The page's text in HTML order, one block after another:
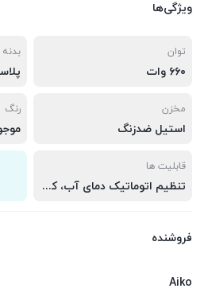
ویژگی‌ها
توان
۶۶۰ وات
بدنه
مخزن
استیل ضدزنگ
رنگ
قابلیت ها
تنظیم اتوماتیک دمای آب، کارکرد بدون صدا و قفل کودک
فروشنده
Aiko